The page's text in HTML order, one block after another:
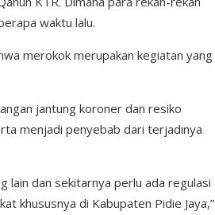
waktu lalu.
merokok merupakan kegiatan yang
jantung koroner dan resiko
menjadi penyebab dari terjadinya
lain dan sekitarnya perlu ada regulasi
khususnya di Kabupaten Pidie Jaya,”